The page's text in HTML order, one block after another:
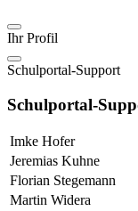
Ihr Profil
Schulportal-Support
Schulportal-
Imke Hofer
Jeremias Kuhne
Florian Stegemann
Martin Widera